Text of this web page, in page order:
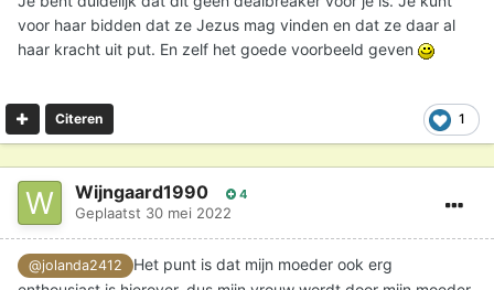
voor haar bidden dat ze Jezus mag vinden en dat ze daar al
haar kracht uit put. En zelf het goede voorbeeld geven
1
Citeren
Wijngaard1990 4
Geplaatst 30 mei 2022
@jolanda2412
Het punt is dat mijn moeder ook erg